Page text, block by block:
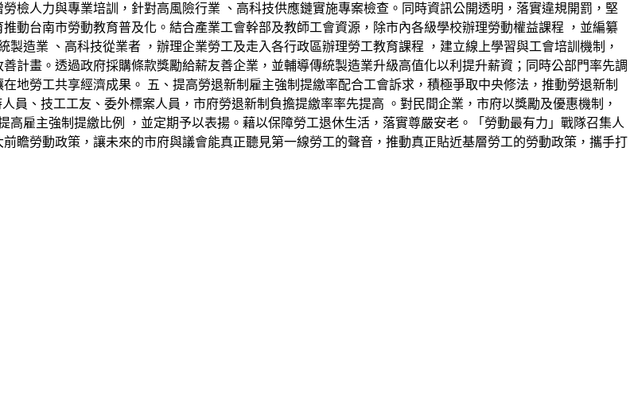
檢人力與專業培訓，針對高風險行業 、高科技供應鏈實施專案檢查。同時資訊公開透明，落實違規開罰，堅
動台南市勞動教育普及化。結合產業工會幹部及教師工會資源，除市內各級學校辦理勞動權益課程 ，並編纂
造業 、高科技從業者 ，辦理企業勞工及走入各行政區辦理勞工教育課程 ，建立線上學習與工會培訓機制，
計畫。透過政府採購條款獎勵給薪友善企業，並輔導傳統製造業升級高值化以利提升薪資；同時公部門率先調
地勞工共享經濟成果。 五、提高勞退新制雇主強制提繳率配合工會訴求，積極爭取中央修法，推動勞退新制
員、技工工友、委外標案人員，市府勞退新制負擔提繳率率先提高 。對民間企業，市府以獎勵及優惠機制，
雇主強制提繳比例 ，並定期予以表揚。藉以保障勞工退休生活，落實尊嚴安老。「勞動最有力」戰隊召集人
瞻勞動政策，讓未來的市府與議會能真正聽見第一線勞工的聲音，推動真正貼近基層勞工的勞動政策，攜手打